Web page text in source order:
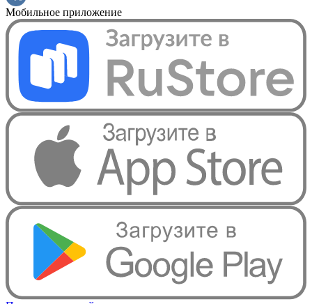
Мобильное приложение